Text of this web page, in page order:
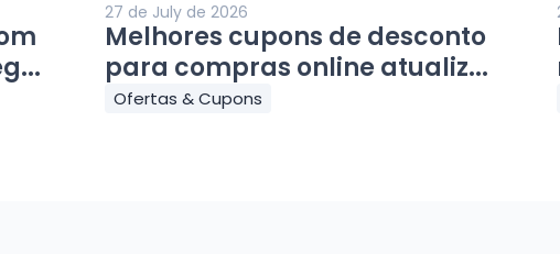
27 de July de 2026
Melhores cupons de desconto
para compras online atualiz...
Ofertas & Cupons